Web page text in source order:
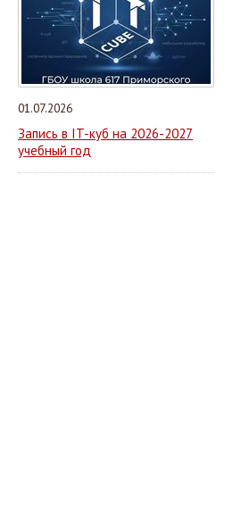
01.07.2026
Запись в IT-куб на 2026-2027
учебный год